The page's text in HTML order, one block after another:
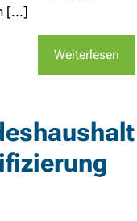
[...]
Weiterlesen